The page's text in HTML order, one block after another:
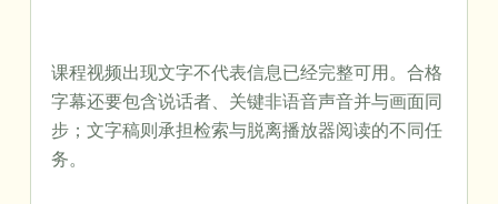
课程视频出现文字不代表信息已经完整可用。合格
字幕还要包含说话者、关键非语音声音并与画面同
步；文字稿则承担检索与脱离播放器阅读的不同任
务。